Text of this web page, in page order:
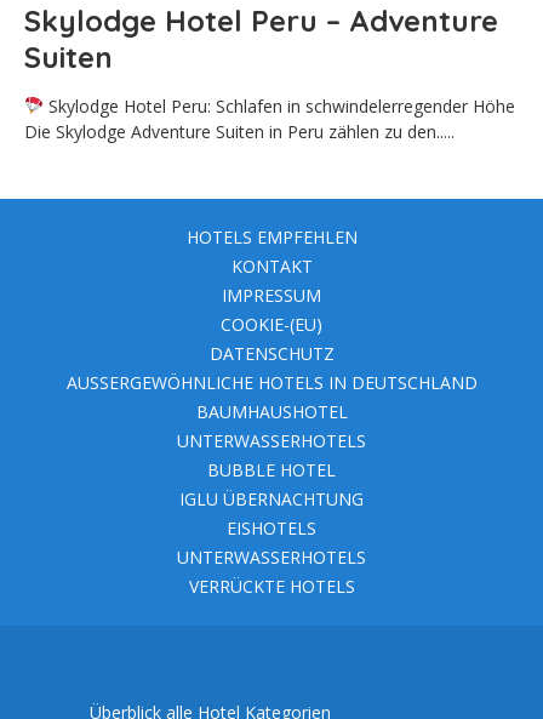
Skylodge Hotel Peru – Adventure
Suiten
Skylodge Hotel Peru: Schlafen in schwindelerregender Höhe
Die Skylodge Adventure Suiten in Peru zählen zu den.....
HOTELS EMPFEHLEN
KONTAKT
IMPRESSUM
COOKIE-(EU)
DATENSCHUTZ
AUSSERGEWÖHNLICHE HOTELS IN DEUTSCHLAND
BAUMHAUSHOTEL
UNTERWASSERHOTELS
BUBBLE HOTEL
IGLU ÜBERNACHTUNG
EISHOTELS
UNTERWASSERHOTELS
VERRÜCKTE HOTELS
Überblick alle Hotel Kategorien